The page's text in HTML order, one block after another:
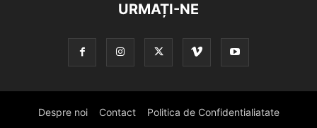
URMAȚI-NE
Despre noi Contact Politica de Confidentialiatate